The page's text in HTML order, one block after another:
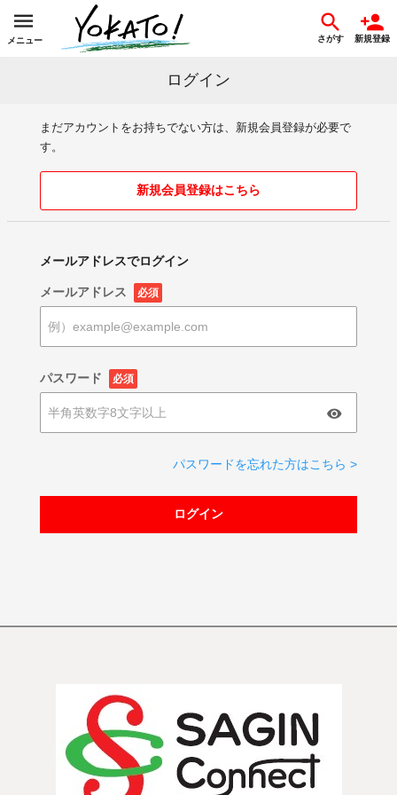
メニュー さがす 新規登録
ログイン
まだアカウントをお持ちでない方は、新規会員登録が必要で
す。
新規会員登録はこちら
メールアドレスでログイン
メールアドレス 必須
パスワード 必須
パスワードを忘れた方はこちら >
ログイン